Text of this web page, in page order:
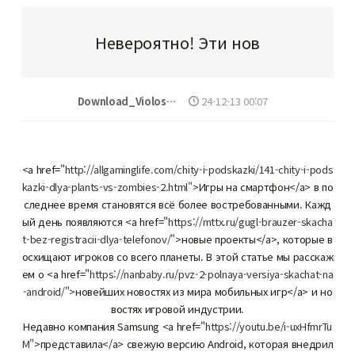
Невероятно! Эти нов
Download_Violos… 24-12-13 00:07
<a href="http://allgaminglife.com/chity-i-podskazki/141-chity-i-pods
kazki-dlya-plants-vs-zombies-2.html">Игры на смартфон</a> в по
следнее время становятся всё более востребованными. Кажд
ый день появляются <a href="https://mttx.ru/gugl-brauzer-skacha
t-bez-registracii-dlya-telefonov/">новые проекты</a>, которые в
осхищают игроков со всего планеты. В этой статье мы расскаж
ем о <a href="https://nanbaby.ru/pvz-2-polnaya-versiya-skachat-na
-android/">новейших новостях из мира мобильных игр</a> и но
востях игровой индустрии.
Недавно компания Samsung <a href="https://youtu.be/i-uxHfmrTu
M">представила</a> свежую версию Android, которая внедрил